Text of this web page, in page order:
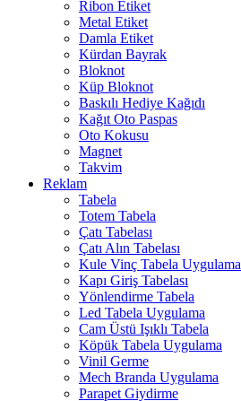
Ribon Etiket
Metal Etiket
Damla Etiket
Kürdan Bayrak
Bloknot
Küp Bloknot
Baskılı Hediye Kağıdı
Kağıt Oto Paspas
Oto Kokusu
Magnet
Takvim
Reklam
Tabela
Totem Tabela
Çatı Tabelası
Çatı Alın Tabelası
Kule Vinç Tabela Uygulama
Kapı Giriş Tabelası
Yönlendirme Tabela
Led Tabela Uygulama
Cam Üstü Işıklı Tabela
Köpük Tabela Uygulama
Vinil Germe
Mech Branda Uygulama
Parapet Giydirme